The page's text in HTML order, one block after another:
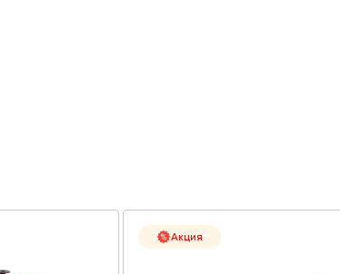
Акция